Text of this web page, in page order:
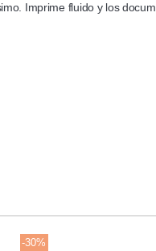
Imprime fluido y los
-30%